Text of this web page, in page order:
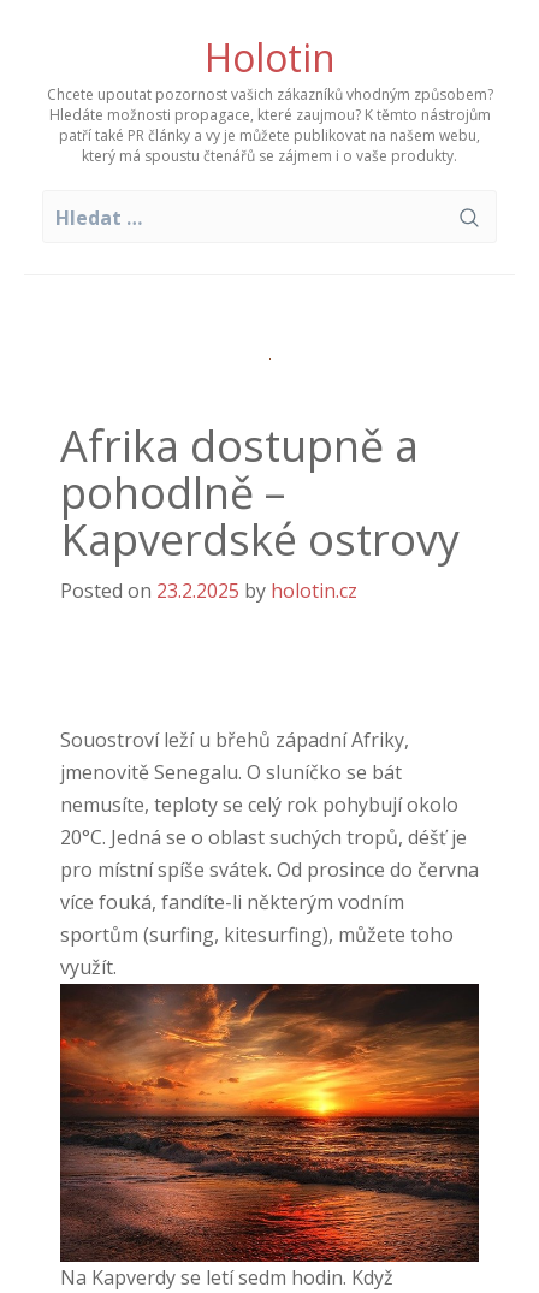
Holotin
Chcete upoutat pozornost vašich zákazníků vhodným způsobem?
Hledáte možnosti propagace, které zaujmou? K těmto nástrojům
patří také PR články a vy je můžete publikovat na našem webu,
který má spoustu čtenářů se zájmem i o vaše produkty.
Afrika dostupně a
pohodlně –
Kapverdské ostrovy
Posted on 23.2.2025 by holotin.cz
Souostroví leží u břehů západní Afriky,
jmenovitě Senegalu. O sluníčko se bát
nemusíte, teploty se celý rok pohybují okolo
20°C. Jedná se o oblast suchých tropů, déšť je
pro místní spíše svátek. Od prosince do června
více fouká, fandíte-li některým vodním
sportům (surfing, kitesurfing), můžete toho
využít.
Na Kapverdy se letí sedm hodin. Když